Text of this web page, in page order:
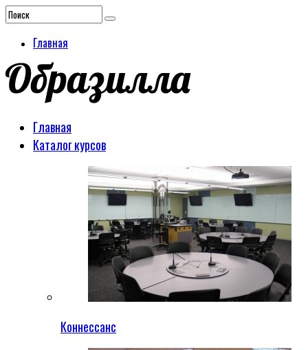
Главная
Главная
Каталог курсов
Коннессанс